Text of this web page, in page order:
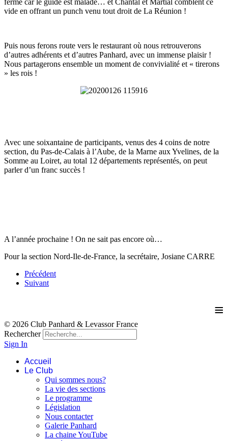
vide en offrant un punch venu tout droit de La Réunion !
Puis nous ferons route vers le restaurant où nous retrouverons
d’autres adhérents et d’autres Panhard, avec un immense plaisir !
Nous partagerons ensemble un moment de convivialité et « tirerons
» les rois !
Avec une soixantaine de participants, venus des 4 coins de notre
section, du Pas-de-Calais à l’Aube, de la Marne aux Yvelines, de la
Somme au Loiret, au total 12 départements représentés, on peut
parler d’un franc succès !
A l’année prochaine ! On ne sait pas encore où…
Pour la section Nord-Ile-de-France, la secrétaire, Josiane CARRE
Précédent
Suivant
≡
© 2026 Club Panhard & Levassor France
Rechercher
Sign In
Accueil
Le Club
Qui sommes nous?
La vie des sections
Le programme
Législation
Nous contacter
Galerie Panhard
La chaine YouTube